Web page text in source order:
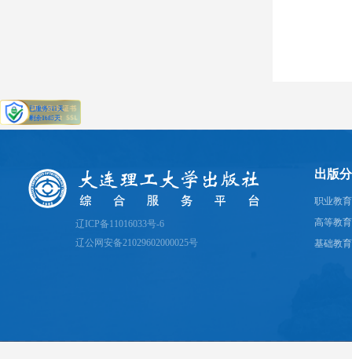
辽ICP备11016033号-6
辽公网安备21029602000025号
出版
职业教
高等教
基础教